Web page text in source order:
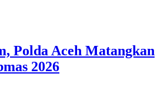
Polda Aceh Matangkan
2026